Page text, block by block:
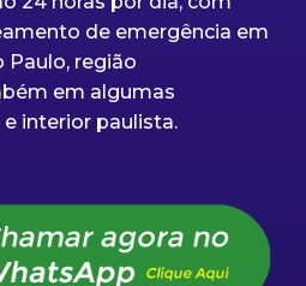
de emergência em
Paulo, região
em algumas
interior paulista.